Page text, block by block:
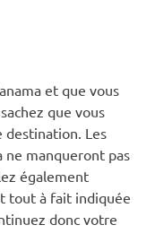
et que vous
que vous
destination. Les
ne manqueront pas
également
tout à fait indiquée
donc votre